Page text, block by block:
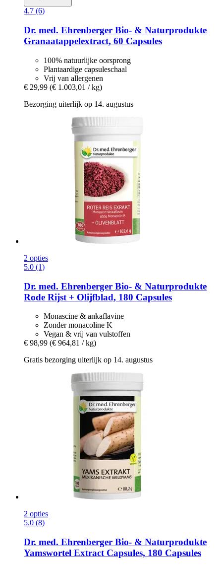
4.7 (6)
Dr. med. Ehrenberger Bio- & Naturprodukte
Granaatappelextract, 60 Capsules
100% natuurlijke oorsprong
Plantaardige capsuleschaal
Vrij van allergenen
€ 29,99 (€ 1.003,01 / kg)
Bezorging uiterlijk op 14. augustus
2 opties
5.0 (1)
Dr. med. Ehrenberger Bio- & Naturprodukte
Rode Rijst + Olijfblad, 180 Capsules
Monascine & ankaflavine
Zonder monacoline K
Vegan & vrij van vulstoffen
€ 98,99 (€ 964,81 / kg)
Gratis bezorging uiterlijk op 14. augustus
2 opties
5.0 (8)
Dr. med. Ehrenberger Bio- & Naturprodukte
Yamswortel Extract Capsules, 180 Capsules